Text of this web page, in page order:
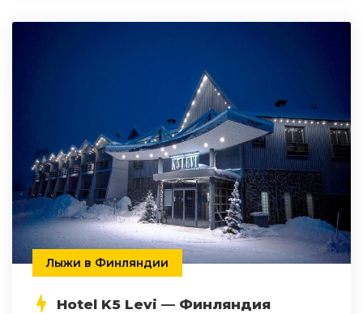
Лыжи в Финляндии
Hotel K5 Levi — Финляндия